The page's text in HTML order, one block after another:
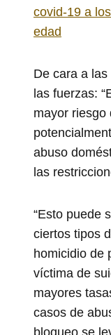
covid-19 a
edad
De cara a
las fuerzas:
mayor riesgo
abuso
las
“Esto puede
ciertos tipos
homicidio de
víctima de
mayores
casos de
bloqueo se